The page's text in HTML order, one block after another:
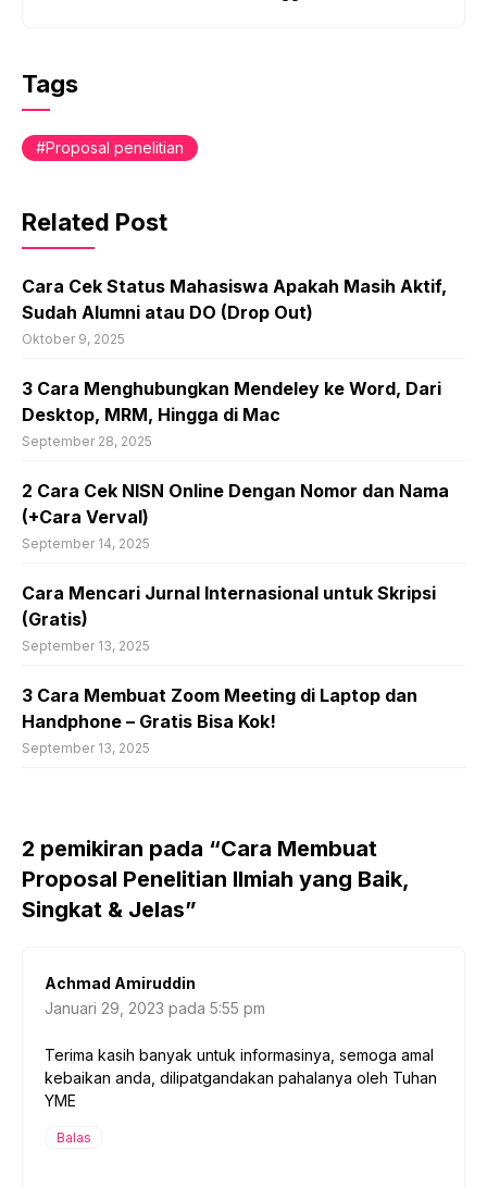
Tags
Proposal penelitian
Related Post
Cara Cek Status Mahasiswa Apakah Masih Aktif,
Sudah Alumni atau DO (Drop Out)
Oktober 9, 2025
3 Cara Menghubungkan Mendeley ke Word, Dari
Desktop, MRM, Hingga di Mac
September 28, 2025
2 Cara Cek NISN Online Dengan Nomor dan Nama
(+Cara Verval)
September 14, 2025
Cara Mencari Jurnal Internasional untuk Skripsi
(Gratis)
September 13, 2025
3 Cara Membuat Zoom Meeting di Laptop dan
Handphone – Gratis Bisa Kok!
September 13, 2025
2 pemikiran pada “Cara Membuat
Proposal Penelitian Ilmiah yang Baik,
Singkat & Jelas”
Achmad Amiruddin
Januari 29, 2023 pada 5:55 pm
Terima kasih banyak untuk informasinya, semoga amal
kebaikan anda, dilipatgandakan pahalanya oleh Tuhan
YME
Balas